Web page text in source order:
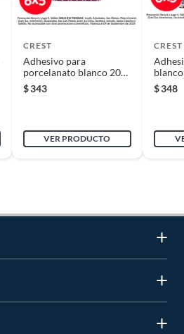
4 unidad(es)
Piso y muro
CREST
Adhesivo para
porcelanato blanco 20
kg
$343
VER PRODUCTO
CREST
$348